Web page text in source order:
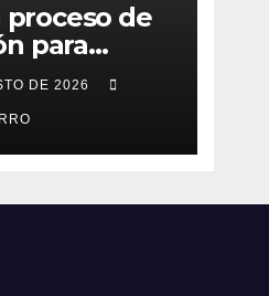
proceso de
para
de
del Plan
Josefino
DE 2026